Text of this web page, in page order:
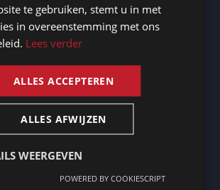
FRENCH
te gebruiken, stemt u in met
in overeenstemming met ons
Lees verder
ALLES ACCEPTEREN
ALLES AFWIJZEN
WEERGEVEN
POWERED BY COOKIESCRIPT